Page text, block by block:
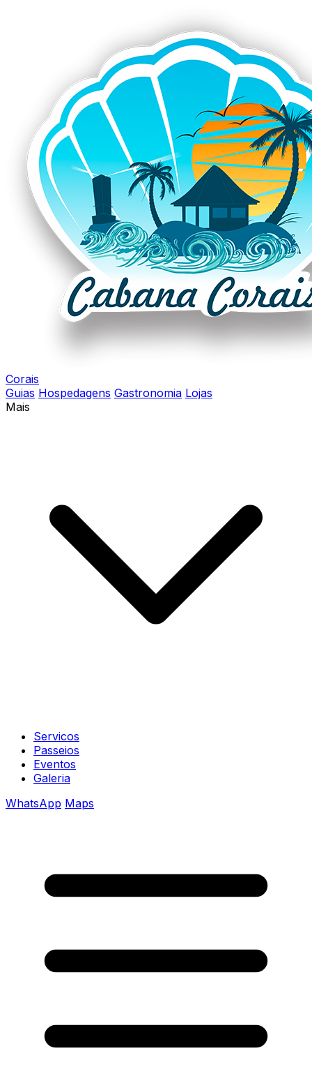
Corais
Guias Hospedagens Gastronomia Lojas
Mais
Servicos
Passeios
Eventos
Galeria
WhatsApp Maps